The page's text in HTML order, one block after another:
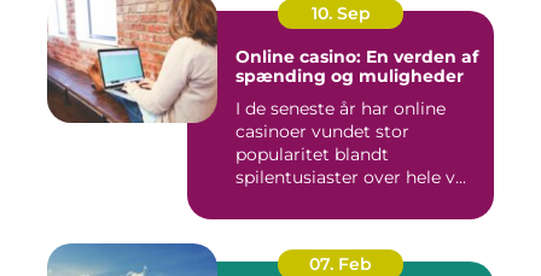
10. Sep
Online casino: En verden af
spænding og muligheder
I de seneste år har online
casinoer vundet stor
popularitet blandt
spilentusiaster over hele v...
07. Feb